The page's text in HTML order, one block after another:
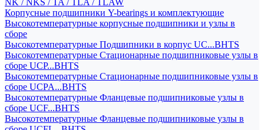
NK / NKS / TA / TLA / TLAW
Корпусные подшипники Y-bearings и комплектующие
Высокотемпературные корпусные подшипники и узлы в
сборе
Высокотемпературные Подшипники в корпус UC...BHTS
Высокотемпературные Стационарные подшипниковые узлы в
сборе UCP...BHTS
Высокотемпературные Стационарные подшипниковые узлы в
сборе UCPA...BHTS
Высокотемпературные Фланцевые подшипниковые узлы в
сборе UCF...BHTS
Высокотемпературные Фланцевые подшипниковые узлы в